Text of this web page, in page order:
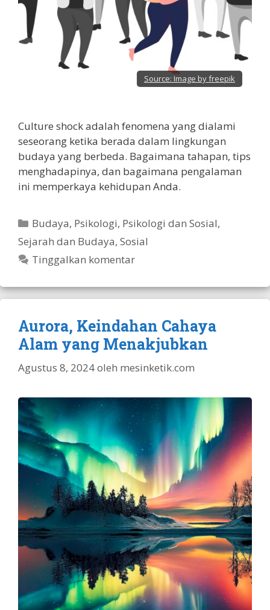
Source: Image by freepik
Culture shock adalah fenomena yang dialami
seseorang ketika berada dalam lingkungan
budaya yang berbeda. Bagaimana tahapan, tips
menghadapinya, dan bagaimana pengalaman
ini memperkaya kehidupan Anda.
Kategori
Budaya, Psikologi, Psikologi dan Sosial,
Sejarah dan Budaya, Sosial
Tinggalkan komentar
Aurora, Keindahan Cahaya
Alam yang Menakjubkan
Agustus 8, 2024oleh mesinketik.com